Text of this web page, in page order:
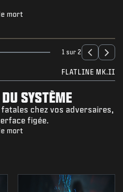
mort
1 sur 2
FLATLINE MK.II
SYSTÈME
chez vos adversaires,
figée.
mort